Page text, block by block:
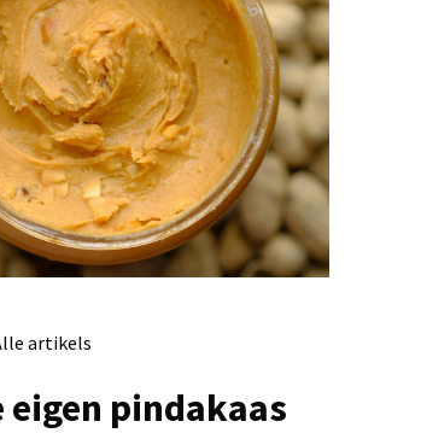
artikels
eigen pindakaas